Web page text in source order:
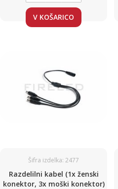
V KOŠARICO
Šifra izdelka: 2477
Razdelilni kabel (1x ženski
konektor, 3x moški konektor)